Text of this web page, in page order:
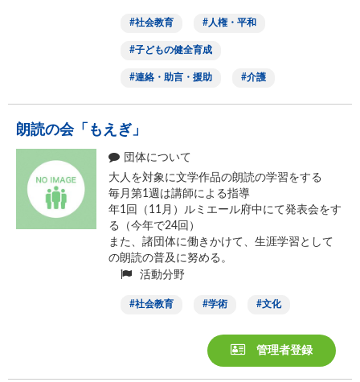
社会教育 人権・平和
子どもの健全育成
連絡・助言・援助 介護
朗読の会「もえぎ」
団体について
大人を対象に文学作品の朗読の学習をする
毎月第1週は講師による指導
年1回（11月）ルミエール府中にて発表会をす
る（今年で24回）
また、諸団体に働きかけて、生涯学習として
の朗読の普及に努める。
活動分野
社会教育 学術 文化
管理者登録